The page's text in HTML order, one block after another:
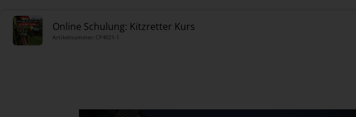
Online Schulung: Kitzretter Kurs
Artikelnummer: CP4021-1